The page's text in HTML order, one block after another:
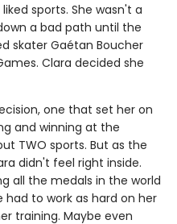
sports. She wasn't a
a bad path until the
skater Gaétan Boucher
Clara decided she
one that set her on
and winning at the
TWO sports. But as the
didn't feel right inside.
all the medals in the world
to work as hard on her
training. Maybe even